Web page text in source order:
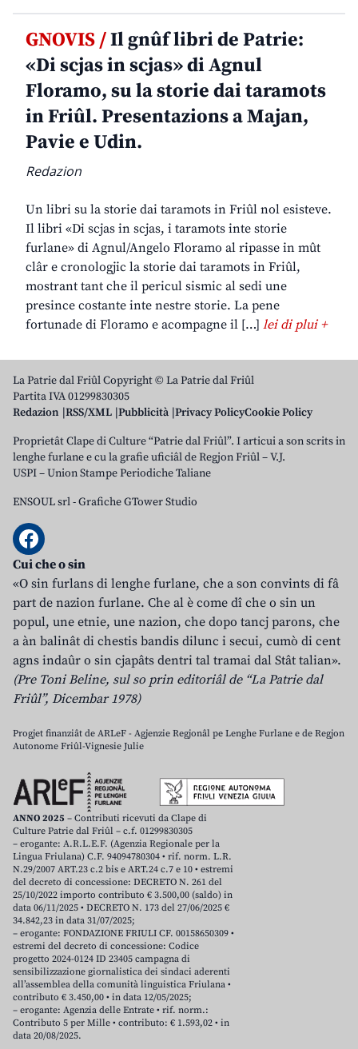
GNOVIS /Il gnûf libri de Patrie:
«Di scjas in scjas» di Agnul
Floramo, su la storie dai taramots
in Friûl. Presentazions a Majan,
Pavie e Udin.
Redazion
Un libri su la storie dai taramots in Friûl nol esisteve.
Il libri «Di scjas in scjas, i taramots inte storie
furlane» di Agnul/Angelo Floramo al ripasse in mût
clâr e cronologjic la storie dai taramots in Friûl,
mostrant tant che il pericul sismic al sedi une
presince costante inte nestre storie. La pene
fortunade di Floramo e acompagne il […] lei di plui +
La Patrie dal Friûl Copyright © La Patrie dal Friûl
Partita IVA 01299830305
Redazion RSS/XML Pubblicità Privacy PolicyCookie Policy
Proprietât Clape di Culture “Patrie dal Friûl”. I articui a son scrits in
lenghe furlane e cu la grafie uficiâl de Regjon Friûl – V.J.
USPI – Union Stampe Periodiche Taliane
ENSOUL srl-Grafiche GTower Studio
Cui che o sin
«O sin furlans di lenghe furlane, che a son convints di fâ
part de nazion furlane. Che al è come dî che o sin un
popul, une etnie, une nazion, che dopo tancj parons, che
a àn balinât di chestis bandis dilunc i secui, cumò di cent
agns indaûr o sin cjapâts dentri tal tramai dal Stât talian».
(Pre Toni Beline, sul so prin editoriâl de “La Patrie dal
Friûl”, Dicembar 1978)
Progjet finanziât de ARLeF - Agjenzie Regjonâl pe Lenghe Furlane e de Regjon
Autonome Friûl-Vignesie Julie
ANNO 2025 – Contributi ricevuti da Clape di
Culture Patrie dal Friûl – c.f. 01299830305
– erogante: A.R.L.E.F. (Agenzia Regionale per la
Lingua Friulana) C.F. 94094780304 • rif. norm. L.R.
N.29/2007 ART.23 c.2 bis e ART.24 c.7 e 10 • estremi
del decreto di concessione: DECRETO N. 261 del
25/10/2022 importo contributo € 3.500,00 (saldo) in
data 06/11/2025 • DECRETO N. 173 del 27/06/2025 €
34.842,23 in data 31/07/2025;
– erogante: FONDAZIONE FRIULI CF. 00158650309 •
estremi del decreto di concessione: Codice
progetto 2024-0124 ID 23405 campagna di
sensibilizzazione giornalistica dei sindaci aderenti
all’assemblea della comunità linguistica Friulana •
contributo € 3.450,00 • in data 12/05/2025;
– erogante: Agenzia delle Entrate • rif. norm.:
Contributo 5 per Mille • contributo: € 1.593,02 • in
data 20/08/2025.